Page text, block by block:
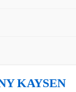
KAYSEN